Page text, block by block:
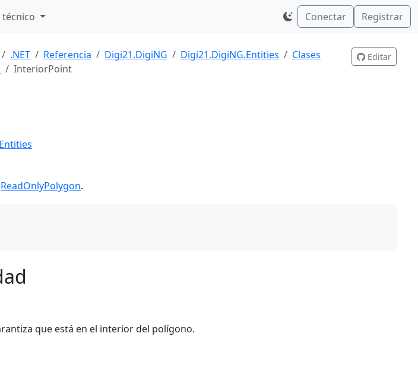
Conectar Registrar
.NET Referencia Digi21.DigiNG Digi21.DigiNG.Entities
Clases
InteriorPoint
Editar
ReadOnlyPolygon.
que está en el interior del polígono.